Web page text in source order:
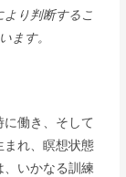
り判断するこ
ます。
働き、そして
まれ、瞑想状態
いかなる訓練